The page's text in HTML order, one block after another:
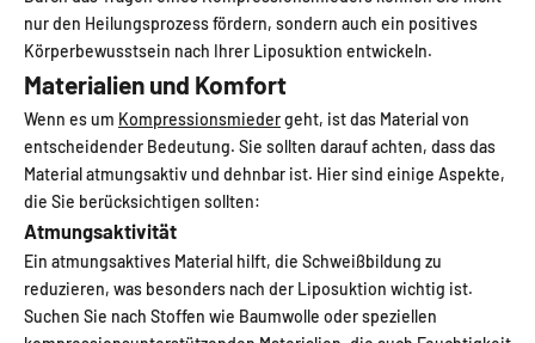
nur den Heilungsprozess fördern, sondern auch ein positives
Körperbewusstsein nach Ihrer Liposuktion entwickeln.
Materialien und Komfort
Wenn es um Kompressionsmiedergeht, ist das Material von
entscheidender Bedeutung. Sie sollten darauf achten, dass das
Material atmungsaktiv und dehnbar ist. Hier sind einige Aspekte,
die Sie berücksichtigen sollten:
Atmungsaktivität
Ein atmungsaktives Material hilft, die Schweißbildung zu
reduzieren, was besonders nach der Liposuktion wichtig ist.
Suchen Sie nach Stoffen wie Baumwolle oder speziellen